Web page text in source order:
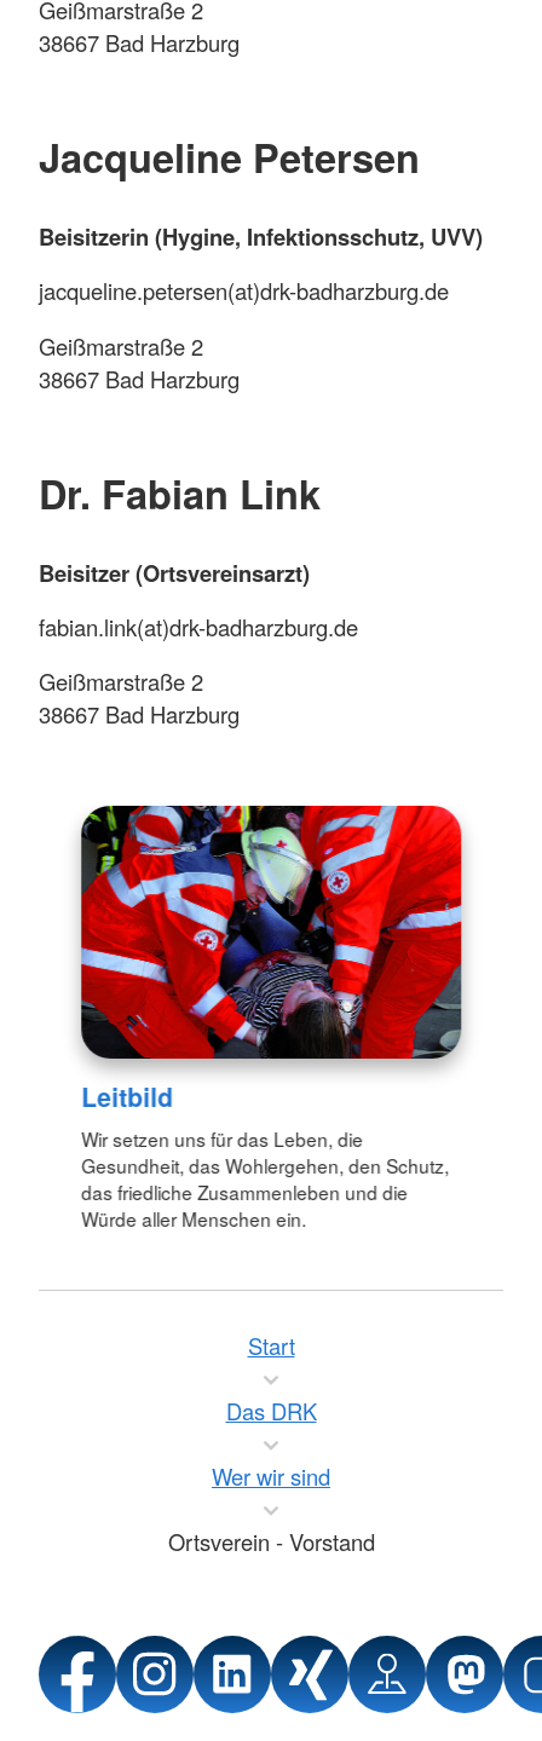
Geißmarstraße 2
38667 Bad Harzburg
Jacqueline Petersen
Beisitzerin (Hygine, Infektionsschutz, UVV)
jacqueline.petersen(at)drk-badharzburg.de
Geißmarstraße 2
38667 Bad Harzburg
Dr. Fabian Link
Beisitzer (Ortsvereinsarzt)
fabian.link(at)drk-badharzburg.de
Geißmarstraße 2
38667 Bad Harzburg
Leitbild
Wir setzen uns für das Leben, die
Gesundheit, das Wohlergehen, den Schutz,
das friedliche Zusammenleben und die
Würde aller Menschen ein.
Start
Das DRK
Wer wir sind
Ortsverein - Vorstand